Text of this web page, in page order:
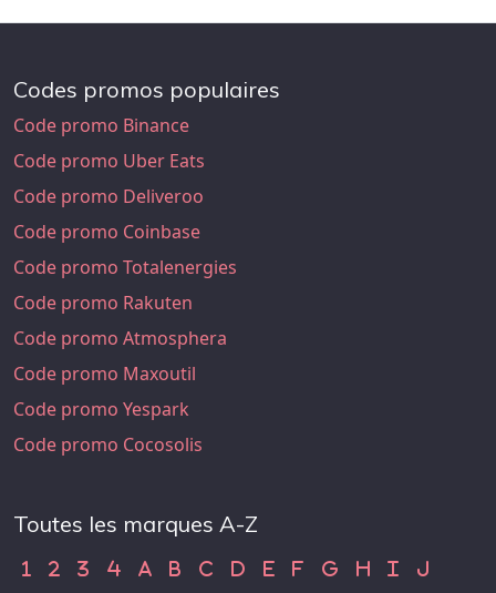
Codes promos populaires
Code promo Binance
Code promo Uber Eats
Code promo Deliveroo
Code promo Coinbase
Code promo Totalenergies
Code promo Rakuten
Code promo Atmosphera
Code promo Maxoutil
Code promo Yespark
Code promo Cocosolis
Toutes les marques A-Z
1 Code Promo 1
2 Code Promo 2
3 Code Promo 3
4Code Promo 4
ACode Promo A
B Code Promo B
C Code Promo C
D Code Promo D
ECode Promo E
FCode Promo F
G Code Promo G
HCode Promo H
ICode
J